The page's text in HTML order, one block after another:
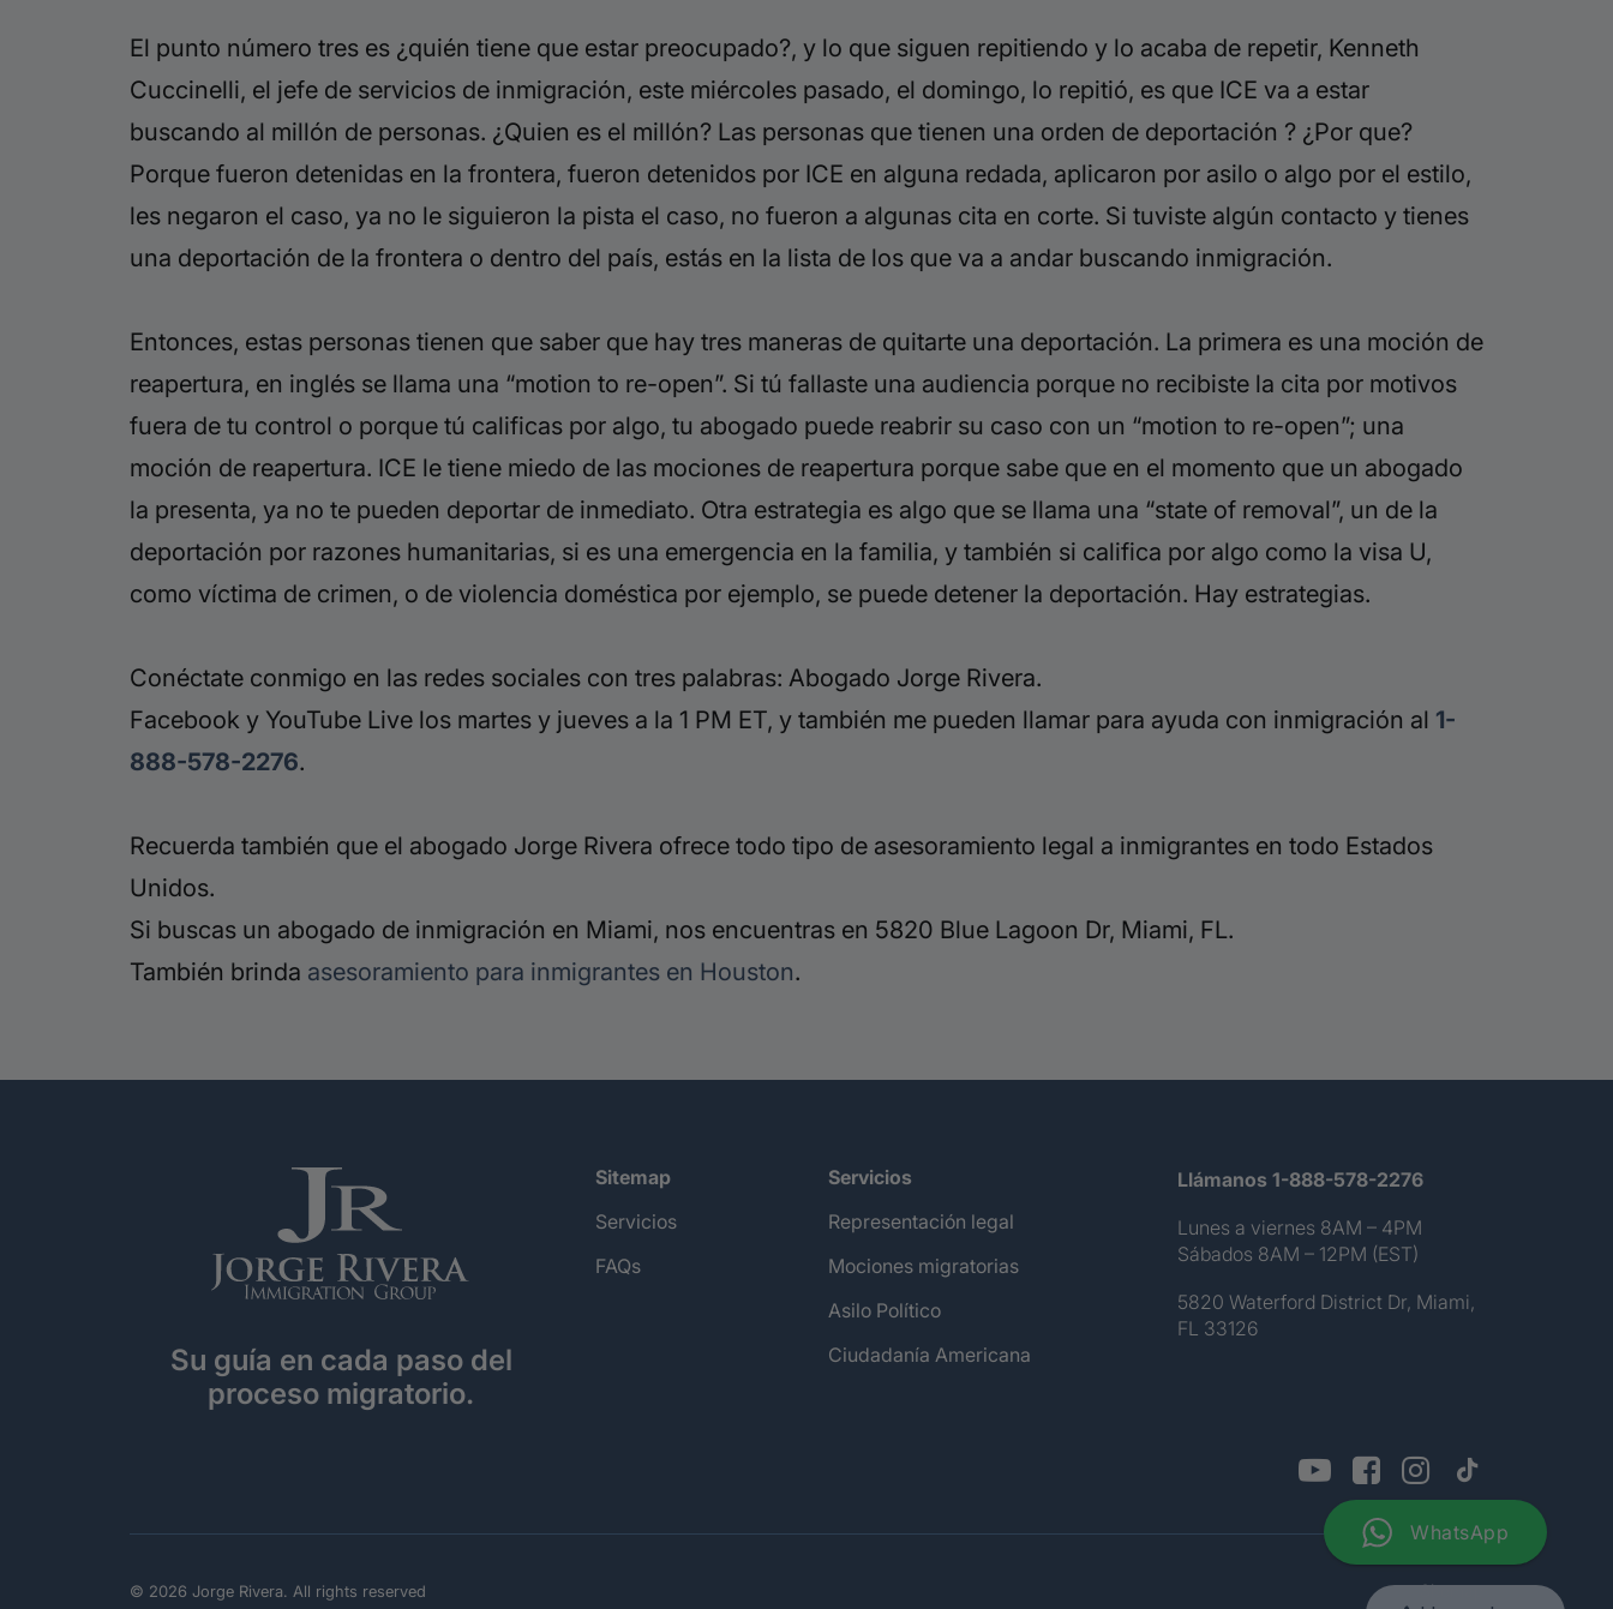
El punto número tres es ¿quién tiene que estar preocupado?, y lo que siguen repitiendo y lo acaba de repetir, Kenneth
Cuccinelli, el jefe de servicios de inmigración, este miércoles pasado, el domingo, lo repitió, es que ICE va a estar
buscando al millón de personas. ¿Quien es el millón? Las personas que tienen una orden de deportación ? ¿Por que?
Porque fueron detenidas en la frontera, fueron detenidos por ICE en alguna redada, aplicaron por asilo o algo por el estilo,
les negaron el caso, ya no le siguieron la pista el caso, no fueron a algunas cita en corte. Si tuviste algún contacto y tienes
una deportación de la frontera o dentro del país, estás en la lista de los que va a andar buscando inmigración.
Entonces, estas personas tienen que saber que hay tres maneras de quitarte una deportación. La primera es una moción de
reapertura, en inglés se llama una “motion to re-open”. Si tú fallaste una audiencia porque no recibiste la cita por motivos
fuera de tu control o porque tú calificas por algo, tu abogado puede reabrir su caso con un “motion to re-open”; una
moción de reapertura. ICE le tiene miedo de las mociones de reapertura porque sabe que en el momento que un abogado
la presenta, ya no te pueden deportar de inmediato. Otra estrategia es algo que se llama una “state of removal”, un de la
deportación por razones humanitarias, si es una emergencia en la familia, y también si califica por algo como la visa U,
como víctima de crimen, o de violencia doméstica por ejemplo, se puede detener la deportación. Hay estrategias.
Conéctate conmigo en las redes sociales con tres palabras: Abogado Jorge Rivera.
Facebook y YouTube Live los martes y jueves a la 1 PM ET, y también me pueden llamar para ayuda con inmigración al 1-
888-578-2276.
Recuerda también que el abogado Jorge Rivera ofrece todo tipo de asesoramiento legal a inmigrantes en todo Estados
Unidos.
Si buscas un abogado de inmigración en Miami, nos encuentras en 5820 Blue Lagoon Dr, Miami, FL.
También brinda asesoramiento para inmigrantes en Houston.
Su guía en cada paso del
proceso migratorio.
Sitemap
Servicios
FAQs
Servicios
Representación legal
Mociones migratorias
Asilo Político
Ciudadanía Americana
Llámanos 1-888-578-2276
Lunes a viernes 8AM – 4PM
Sábados 8AM – 12PM (EST)
5820 Waterford District Dr, Miami,
FL 33126
© 2026 Jorge Rivera. All rights reserved Sitemap
WhatsApp